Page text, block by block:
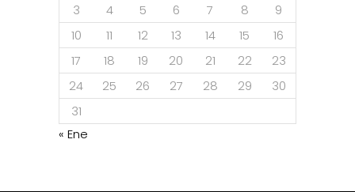
3
4 5 6 7 8
9
10
11 12 13 14 15
16
17
18 19 20 21 22
23
24
25 26 27 28 29
30
31
« Ene